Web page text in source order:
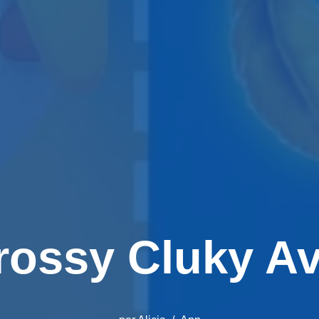
Cluky